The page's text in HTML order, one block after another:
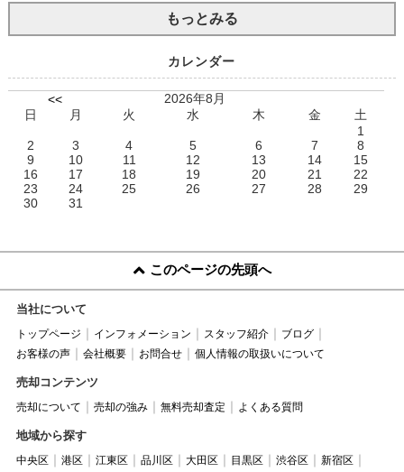
もっとみる
カレンダー
<<
2026年8月
日
月 火 水 木 金
土
1
2
3 4 5 6 7
8
9
10 11 12 13 14
15
16
17 18 19 20 21
22
23
24 25 26 27 28
29
30
31
このページの先頭へ
当社について
トップページ インフォメーション スタッフ紹介
ブログ
お客様の声
会社概要 お問合せ 個人情報の取扱いについて
売却コンテンツ
売却について 売却の強み 無料売却査定 よくある質問
地域から探す
中央区 港区 江東区 品川区 大田区 目黒区 渋谷区
新宿区